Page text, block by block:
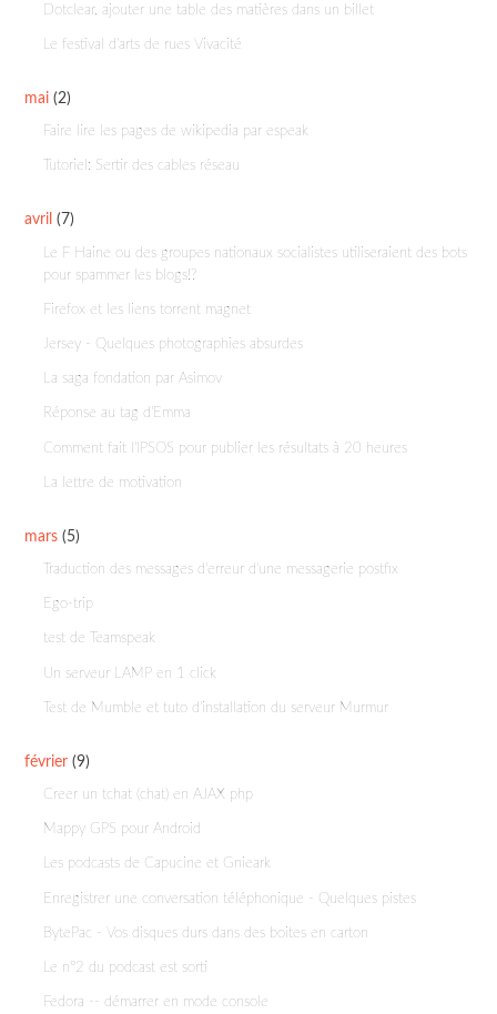
Dotclear, ajouter une table des matières dans un billet
Le festival d'arts de rues Vivacité
mai (2)
Faire lire les pages de wikipedia par espeak
Tutoriel: Sertir des cables réseau
avril (7)
Le F Haine ou des groupes nationaux socialistes utiliseraient des bots
pour spammer les blogs!?
Firefox et les liens torrent magnet
Jersey - Quelques photographies absurdes
La saga fondation par Asimov
Réponse au tag d'Emma
Comment fait l'IPSOS pour publier les résultats à 20 heures
La lettre de motivation
mars (5)
Traduction des messages d'erreur d'une messagerie postfix
Ego-trip
test de Teamspeak
Un serveur LAMP en 1 click
Test de Mumble et tuto d'installation du serveur Murmur
février (9)
Creer un tchat (chat) en AJAX php
Mappy GPS pour Android
Les podcasts de Capucine et Gnieark
Enregistrer une conversation téléphonique - Quelques pistes
BytePac - Vos disques durs dans des boites en carton
Le n°2 du podcast est sorti
Fedora -- démarrer en mode console